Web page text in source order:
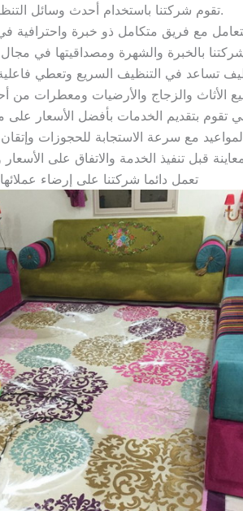
تقوم شركتنا باستخدام أحدث وسائل التنظيف العالمية.
مع فريق متكامل ذو خبرة واحترافية
تعمل دائما شركتنا على إرضاء